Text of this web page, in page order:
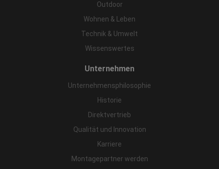
Outdoor
Wohnen & Leben
Technik & Umwelt
Wissenswertes
Unternehmen
Unternehmensphilosophie
Historie
Direktvertrieb
Qualität und Innovation
Karriere
Montagepartner werden